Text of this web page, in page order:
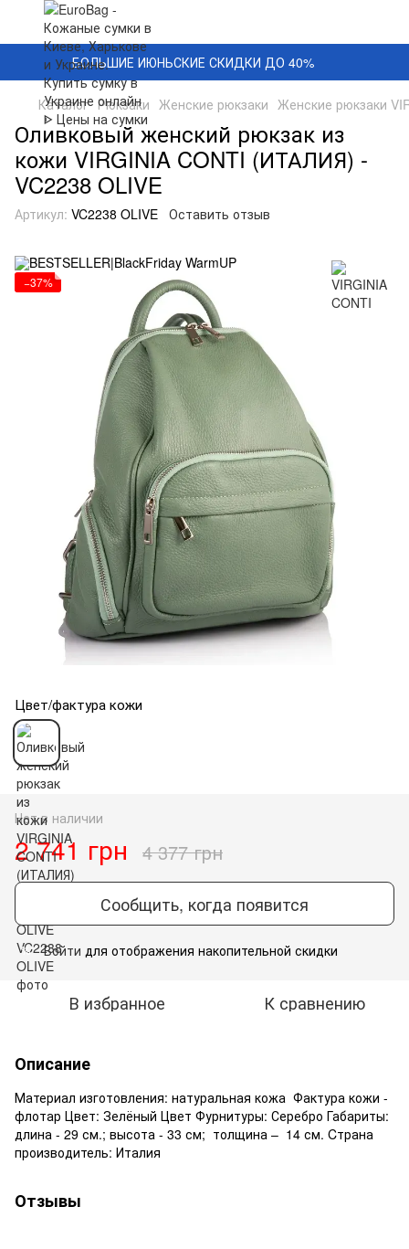
БОЛЬШИЕ ИЮНЬСКИЕ СКИДКИ ДО 40%
Каталог Рюкзаки Женские рюкзаки Женские рюкзаки
Оливковый женский рюкзак из
кожи VIRGINIA CONTI (ИТАЛИЯ) -
VC2238 OLIVE
Артикул: VC2238 OLIVE Оставить отзыв
−37%
Цвет/фактура кожи
Нет в наличии
2 741 грн 4 377 грн
Сообщить, когда появится
% Войти для отображения накопительной скидки
В избранное К сравнению
Описание
Материал изготовления: натуральная кожа Фактура кожи -
флотар Цвет: Зелёный Цвет Фурнитуры: Серебро Габариты:
длина - 29 см.; высота - 33 см; толщина – 14 см. Cтрана
производитель: Италия
Отзывы